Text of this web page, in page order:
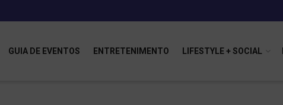
GUIA DE EVENTOS ENTRETENIMENTO LIFESTYLE + SOCIAL